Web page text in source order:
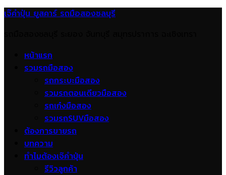
เจ๊คำปุ่น ยูสคาร์ รถมือสองชลบุรี
หน้าแรก
รวมรถมือสอง
รถกระบะมือสอง
รวมรถตอนเดียวมือสอง
รถเก๋งมือสอง
รวมรถSUVมือสอง
ต้องการขายรถ
บทความ
ทำไมต้องเจ๊คำปุ่น
รีวิวลูกค้า